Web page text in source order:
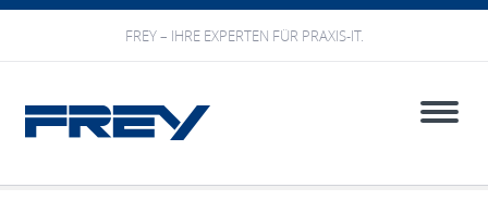
FREY – IHRE EXPERTEN FÜR PRAXIS-IT.
Toggle